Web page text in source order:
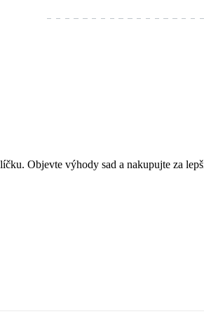
Objevte výhody sad a nakupujte za